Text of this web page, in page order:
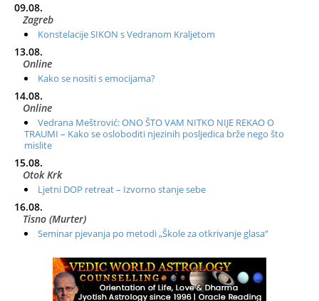
09.08.
Zagreb
Konstelacije SIKON s Vedranom Kraljetom
13.08.
Online
Kako se nositi s emocijama?
14.08.
Online
Vedrana Meštrović: ONO ŠTO VAM NITKO NIJE REKAO O
TRAUMI – Kako se osloboditi njezinih posljedica brže nego što
mislite
15.08.
Otok Krk
Ljetni DOP retreat – Izvorno stanje sebe
16.08.
Tisno (Murter)
Seminar pjevanja po metodi „Škole za otkrivanje glasa“
Radionica: Pomagači iz drugih dimenzija Online – otvoreno za